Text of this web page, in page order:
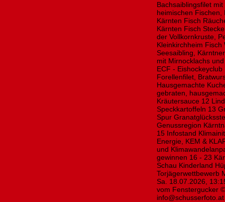
Bachsaiblingsfilet
heimischen Fischen,
Kärnten Fisch
Kärnten Fisch
der Vollkornkruste,
Kleinkirchheim
Seesaibling,
mit Mirnocklachs
ECF -
Forellenfilet,
Hausgemachte
gebraten,
Kräutersauce 12
Speckkartoffeln 13
Spur
Genussregion
15 Infostand
Energie, KEM &
und
gewinnen 16 - 23
Schau Kinderland
Torjägerwettbewerb
Sa. 18.07.2026,
vom Fenstergucker